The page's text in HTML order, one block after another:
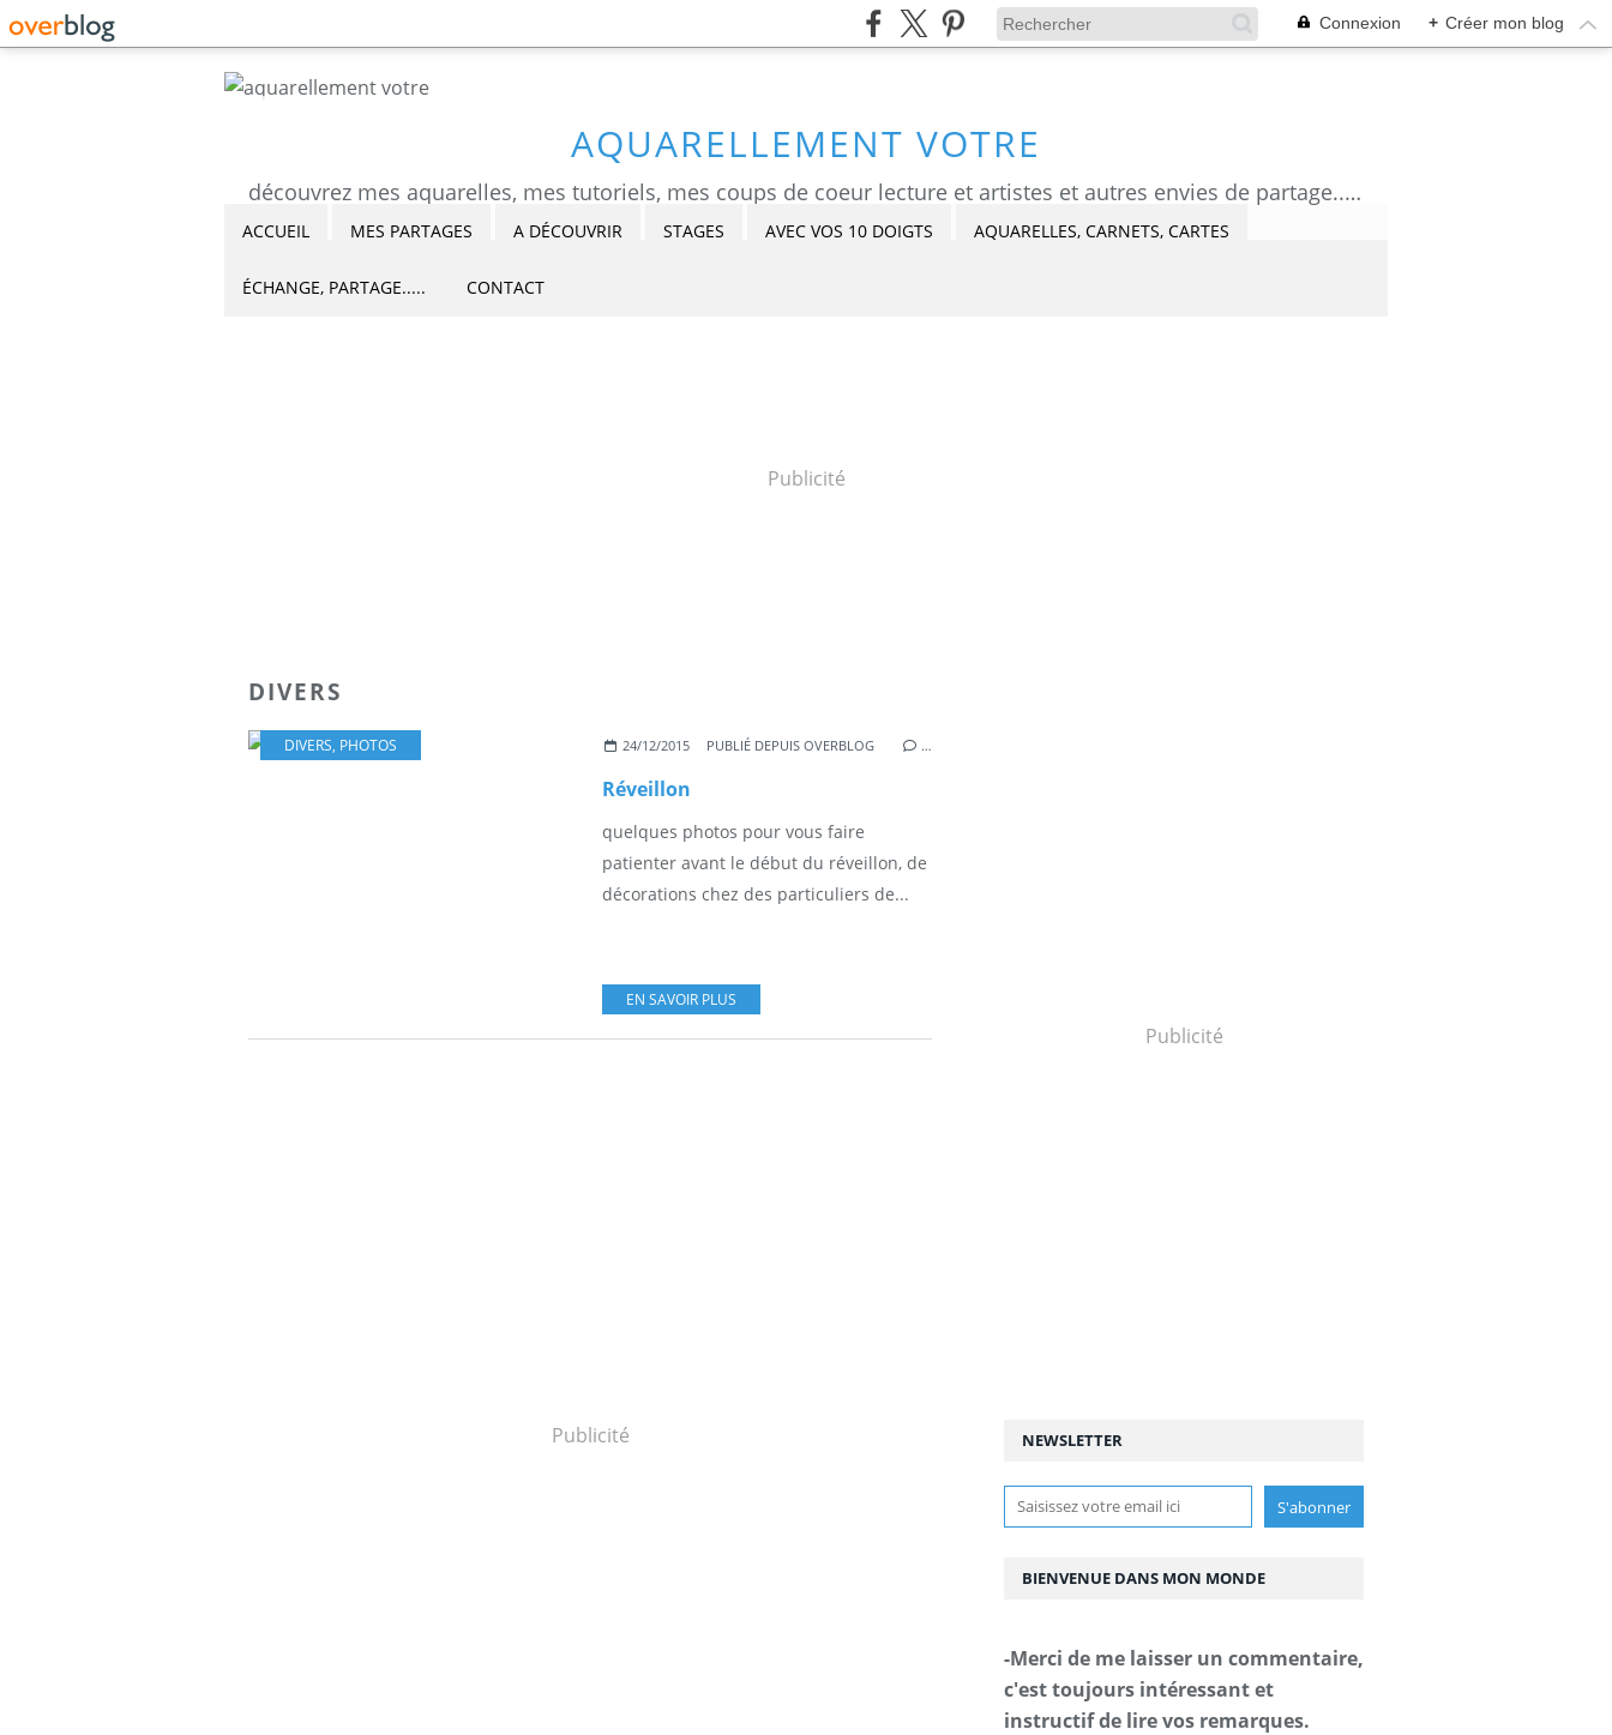
Connexion + Créer mon blog
AQUARELLEMENT VOTRE
découvrez mes aquarelles, mes tutoriels, mes coups de coeur lecture et artistes et autres envies de partage....Céline Castaingt-T.
ACCUEIL MES PARTAGES A DÉCOUVRIR STAGES AVEC VOS 10 DOIGTS AQUARELLES, CARNETS, CARTES
ÉCHANGE, PARTAGE..... CONTACT
Publicité
DIVERS
DIVERS, PHOTOS 24/12/2015 PUBLIÉ DEPUIS OVERBLOG …
Réveillon
quelques photos pour vous faire
patienter avant le début du réveillon, de
décorations chez des particuliers de...
EN SAVOIR PLUS
Publicité
Publicité
NEWSLETTER
BIENVENUE DANS MON MONDE
-Merci de me laisser un commentaire,
c'est toujours intéressant et
instructif de lire vos remarques.